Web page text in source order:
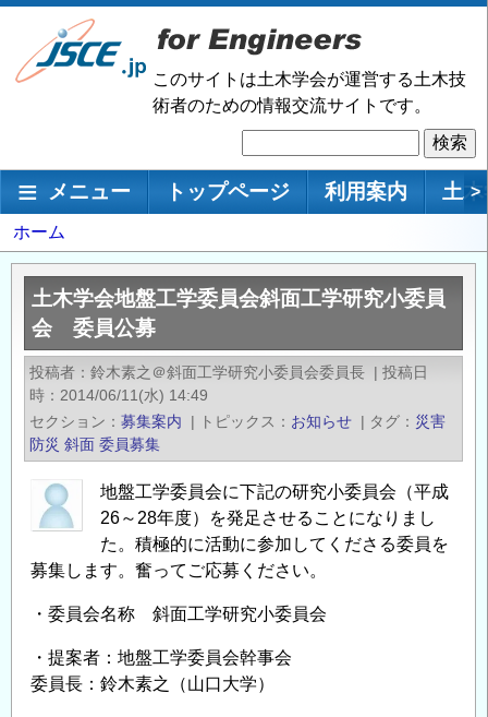
メ
ン
移
このサイトは土木学会が運営する土木技
術者のための情報交流サイトです。
索
メインナビゲーション
メニュー トップページ 利用案内 土 >
パ
ン
ず
ホーム
土木学会地盤工学委員会斜面工学研究小委員
会 委員公募
投稿者 鈴木素之＠斜面工学研究小委員会委員長 | 投稿日
時
2014/06/11(水) 14:49
セクション
募集案内 | トピックス お知らせ | タグ
災害
防災 斜面 委員募集
地盤工学委員会に下記の研究小委員会（平成
26～28年度）を発足させることになりまし
た。積極的に活動に参加してくださる委員を
募集します。奮ってご応募ください。
・委員会名称 斜面工学研究小委員会
・提案者：地盤工学委員会幹事会
委員長：鈴木素之（山口大学）